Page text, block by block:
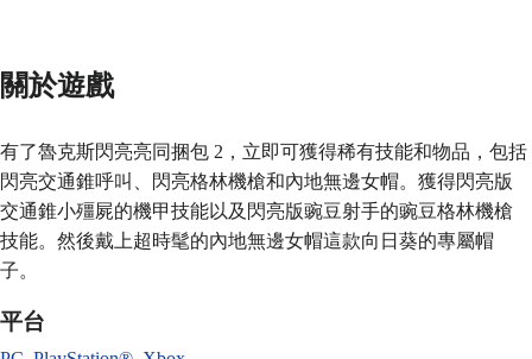
關於遊戲
有了魯克斯閃亮亮同捆包 2，立即可獲得稀有技能和物品，包括
閃亮交通錐呼叫、閃亮格林機槍和內地無邊女帽。獲得閃亮版
交通錐小殭屍的機甲技能以及閃亮版豌豆射手的豌豆格林機槍
技能。然後戴上超時髦的內地無邊女帽這款向日葵的專屬帽
子。
平台